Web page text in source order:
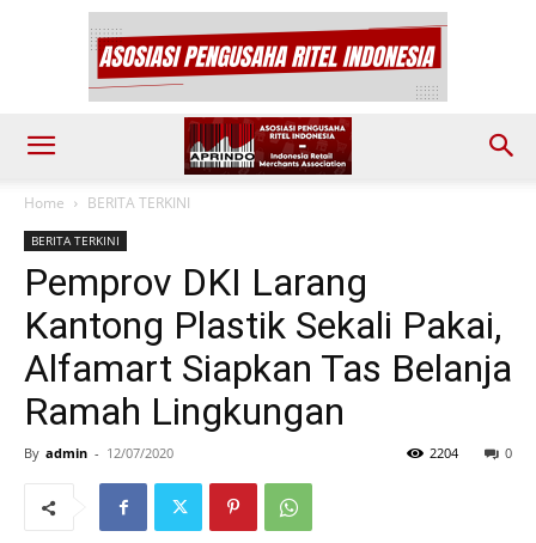
Home BERITA TERKINI
BERITA TERKINI
Pemprov DKI Larang
Kantong Plastik Sekali Pakai,
Alfamart Siapkan Tas Belanja
Ramah Lingkungan
By admin - 12/07/2020 0
2204